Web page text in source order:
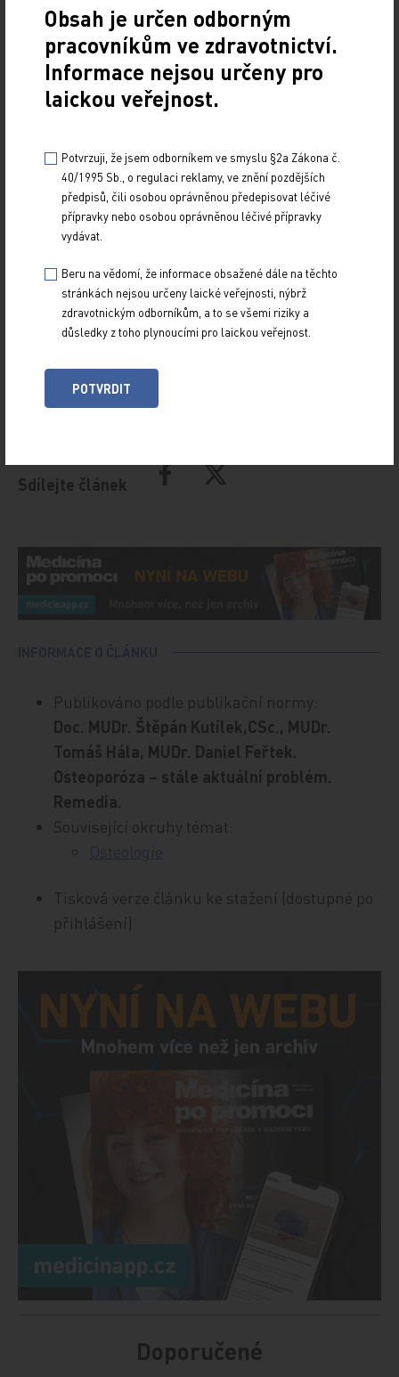
nepřímo přispějí alespoň malým dílem k lepší kvalitě života
pacientů s osteoporózou.
Seznam použité literatury
[1] Riggs BL, Melton III LJ. The worldwide
problem of osteoporosis: insights afforded by
epidemiology. Bone 1995; 17: 505S–511S.
[2] Kanis JA, Johnell O. Requirements for DXA
for the management of osteoporosis in
Europe. Osteoporos Int 2004; 16: 229–238.
[3] Riggs BL, Parfitt AM. Drugs used to treat
nomen-clature based on their action on bone
remodeling. J Bone Miner Res 2005; 20: 177–
Sdílejte článek
Publikováno podle publikační normy:
Doc. MUDr. Štěpán Kutílek,CSc., MUDr.
Tomáš Hála, MUDr. Daniel Feřtek.
Osteoporóza – stále aktuální problém.
Remedia.
Související okruhy témat:
Tisková verze článku ke stažení (dostupné po
přihlášení)
Doporučené
Obsah je určen odborným
pracovníkům ve zdravotnictví.
Informace nejsou určeny pro
laickou veřejnost.
Potvrzuji, že jsem odborníkem ve smyslu §2a Zákona č.
40/1995 Sb., o regulaci reklamy, ve znění pozdějších
předpisů, čili osobou oprávněnou předepisovat léčivé
přípravky nebo osobou oprávněnou léčivé přípravky
vydávat.
Beru na vědomí, že informace obsažené dále na těchto
stránkách nejsou určeny laické veřejnosti, nýbrž
zdravotnickým odborníkům, a to se všemi riziky a
důsledky z toho plynoucími pro laickou veřejnost.
POTVRDIT